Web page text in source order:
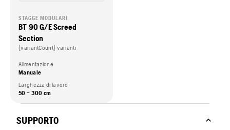
STAGGE MODULARI
BT 90 G/E Screed
Section
{variantCount} varianti
Alimentazione
Manuale
Larghezza di lavoro
50 – 300 cm
SUPPORTO